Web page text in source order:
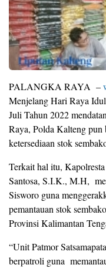
PALANGKA RAYA –
Menjelang Hari Raya
Juli Tahun 2022
Raya, Polda Kalteng
ketersediaan stok
Terkait hal itu,
Santosa, S.I.K., M.H,
Sisworo guna
pemantauan stok
Provinsi Kalimantan
“Unit Patmor
berpatroli guna